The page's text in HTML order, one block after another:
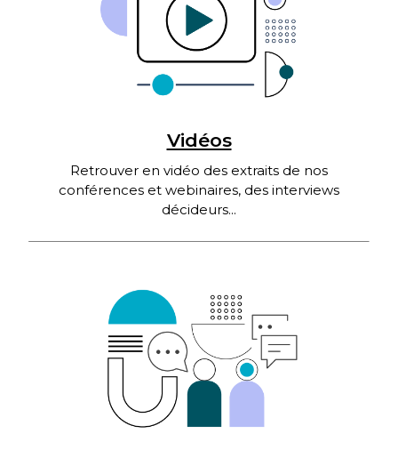
Vidéos
Retrouver en vidéo des extraits de nos
conférences et webinaires, des interviews
décideurs...